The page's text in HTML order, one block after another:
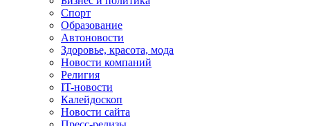
Спорт
Образование
Автоновости
Здоровье, красота, мода
Новости компаний
Религия
IT-новости
Калейдоскоп
Новости сайта